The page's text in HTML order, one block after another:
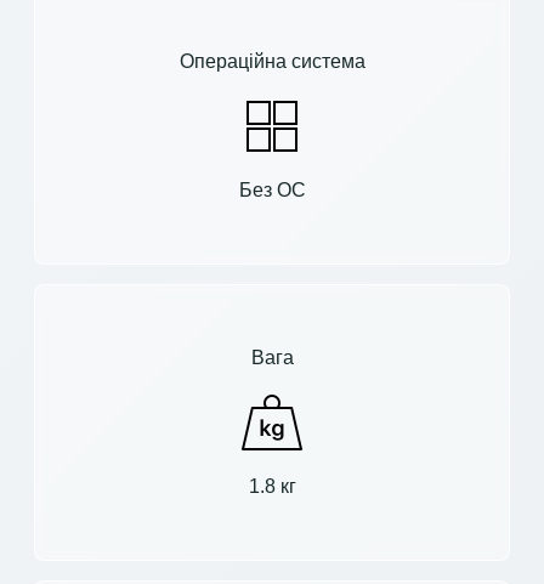
Операційна система
Без ОС
Вага
1.8 кг